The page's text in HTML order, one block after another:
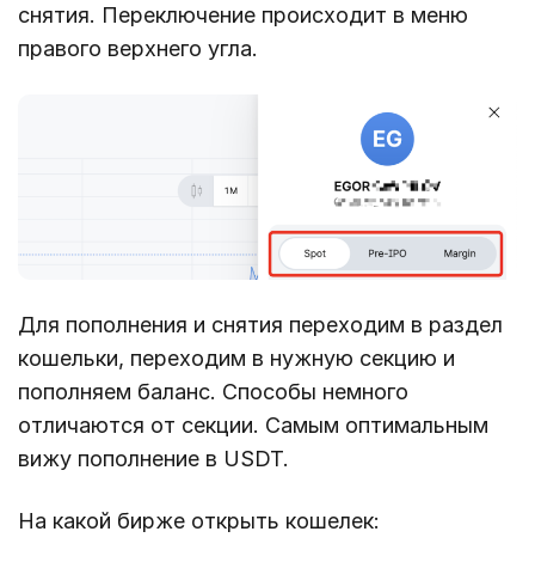
снятия. Переключение происходит в меню
правого верхнего угла.
Для пополнения и снятия переходим в раздел
кошельки, переходим в нужную секцию и
пополняем баланс. Способы немного
отличаются от секции. Самым оптимальным
вижу пополнение в USDT.
На какой бирже открыть кошелек: